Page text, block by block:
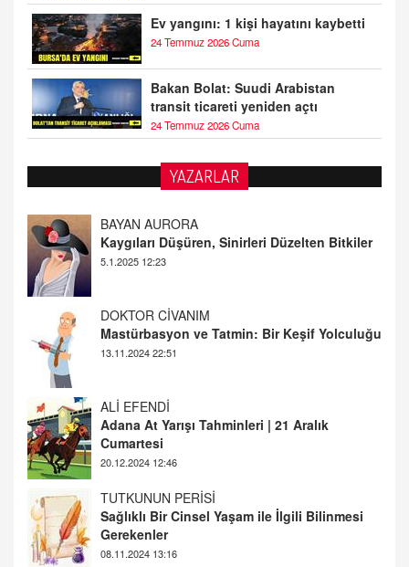
Ev yangını: 1 kişi hayatını kaybetti
24 Temmuz 2026 Cuma
Bakan Bolat: Suudi Arabistan
transit ticareti yeniden açtı
24 Temmuz 2026 Cuma
YAZARLAR
DOKTOR CİVANIM
Mastürbasyon ve Tatmin: Bir Keşif Yolculuğu
13.11.2024 22:51
ALİ EFENDİ
Adana At Yarışı Tahminleri | 21 Aralık
Cumartesi
TUTKUNUN PERİSİ
Sağlıklı Bir Cinsel Yaşam ile İlgili Bilinmesi
Gerekenler
08.11.2024 13:16
FARUK ÖNALAN
Tezkere Onaylanmasaydı…
2 Kasım 2021 Salı 00:11